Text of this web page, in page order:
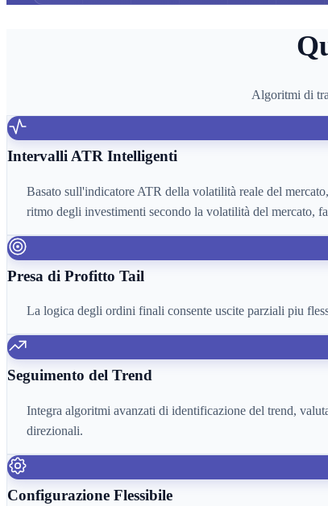
Algoritmi di
Intervalli ATR Intelligenti
Basato sull'indicatore ATR della volatilità reale del
ritmo degli investimenti secondo la volatilità del mercato,
Presa di Profitto Tail
La logica degli ordini finali consente uscite parziali piu
Seguimento del Trend
Integra algoritmi avanzati di identificazione del trend,
direzionali.
Configurazione Flessibile